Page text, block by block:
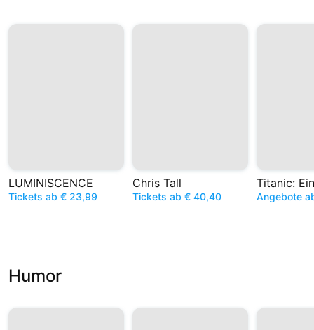
LUMINISCENCE
Tickets ab € 23,99
Chris Tall
Tickets ab € 40,40 Angebote
Humor